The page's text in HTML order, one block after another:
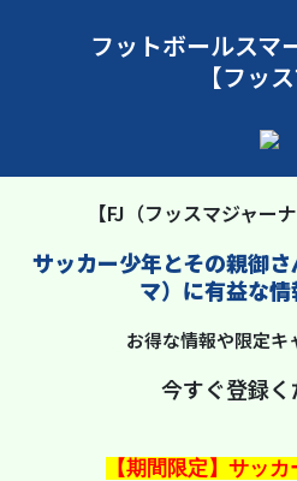
フットボールスマ
【フッス
【FJ（フッスマジャー
サッカー少年とその親御
マ）に有益な情
お得な情報や限定キ
今すぐ登録く
【期間限定】サッ